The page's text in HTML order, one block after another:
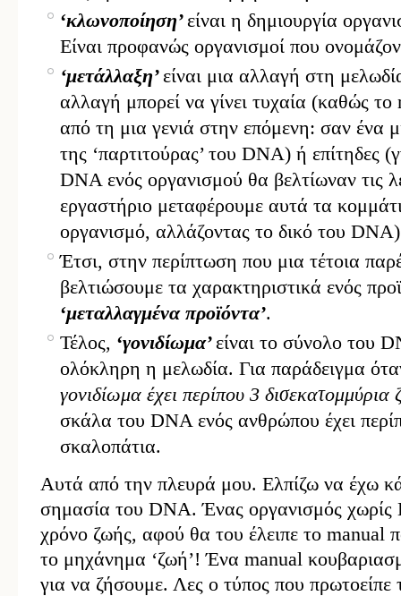
‘κλωνοποίηση’είναι η δημιουργία
Είναι προφανώς οργανισμοί που
‘μετάλλαξη’είναι μια αλλαγή στη
αλλαγή μπορεί να γίνει τυχαία (καθώς
από τη μια γενιά στην επόμενη: σαν ένα
της ‘παρτιτούρας’ του DNA) ή επίτηδες
DNA ενός οργανισμού θα βελτίωναν τις
εργαστήριο μεταφέρουμε αυτά τα
οργανισμό, αλλάζοντας το δικό του
Έτσι, στην περίπτωση που μια τέτοια
βελτιώσουμε τα χαρακτηριστικά ενός
‘μεταλλαγμένα προϊόντα’.
Τέλος, ‘γονιδίωμα’είναι το σύνολο του
ολόκληρη η μελωδία. Για παράδειγμα
γονιδίωμα έχει περίπου 3 δισεκατομμύρια
σκάλα του DNA ενός ανθρώπου έχει
σκαλοπάτια.
Αυτά από την πλευρά μου. Ελπίζω να έχω
σημασία του DNA. Ένας οργανισμός χωρίς
χρόνο ζωής, αφού θα του έλειπε το manual
το μηχάνημα ‘ζωή’! Ένα manual
για να ζήσουμε. Λες ο τύπος που